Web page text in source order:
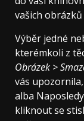
vašich obrázků
Výběr jedné
kterémkoli z
Obrázek >
vás
alba
kliknout se